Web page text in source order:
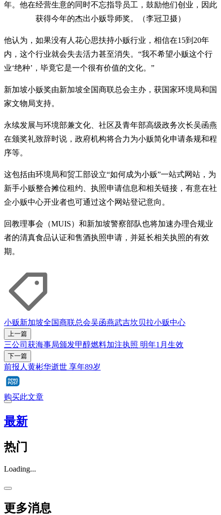
年。他在经营生意的同时不忘指导员工，鼓励他们创业，因此
获得今年的杰出小贩导师奖。（李冠卫摄）
他认为，如果没有人花心思扶持小贩行业，相信在15到20年
内，这个行业就会失去活力甚至消失。“我不希望小贩这个行
业‘绝种’，毕竟它是一个很有价值的文化。”
新加坡小贩奖由新加坡全国商联总会主办，获国家环境局和国
家文物局支持。
永续发展与环境部兼文化、社区及青年部高级政务次长吴函燕
在颁奖礼致辞时说，政府机构将合力为小贩简化申请条规和程
序等。
这包括由环境局和贸工部设立“如何成为小贩”一站式网站，为
新手小贩整合摊位租约、执照申请信息和相关链接，有意在社
企小贩中心开业者也可通过这个网站登记意向。
回教理事会（MUIS）和新加坡警察部队也将加速办理合规业
者的清真食品认证和售酒执照申请，并延长相关执照的有效
期。
小贩新加坡全国商联总会吴函燕武吉坎贝拉小贩中心
上一篇
三公司获海事局颁发甲醇燃料加注执照 明年1月生效
下一篇
前报人黄彬华逝世 享年89岁
购买此文章
最新
热门
Loading...
更多消息